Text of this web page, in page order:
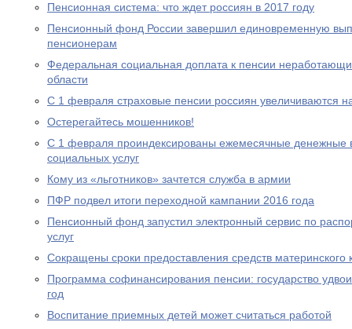
Пенсионная система: что ждет россиян в 2017 году
Пенсионный фонд России завершил единовременную
пенсионерам
Федеральная социальная доплата к пенсии
области
С 1 февраля страховые пенсии россиян увеличиваются
Остерегайтесь мошенников!
С 1 февраля проиндексированы ежемесячные денежные
социальных услуг
Кому из «льготников» зачтется служба в армии
ПФР подвел итоги переходной кампании 2016 года
Пенсионный фонд запустил электронный сервис по
услуг
Сокращены сроки предоставления средств материнского
Программа софинансирования пенсии: государство
год
Воспитание приемных детей может считаться работой